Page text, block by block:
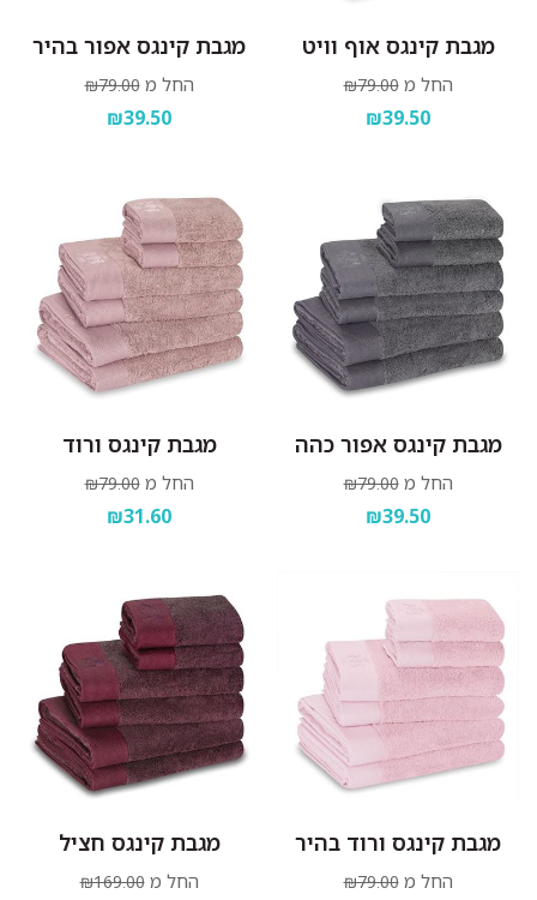
מגבת קינגס אוף וויט
החל מ ₪79.00
₪39.50
מגבת קינגס אפור בהיר
החל מ ₪79.00
₪39.50
מגבת קינגס אפור כהה
החל מ ₪79.00
₪39.50
מגבת קינגס ורוד
החל מ ₪79.00
₪31.60
מגבת קינגס ורוד בהיר
החל מ ₪79.00
מגבת קינגס חציל
החל מ ₪169.00